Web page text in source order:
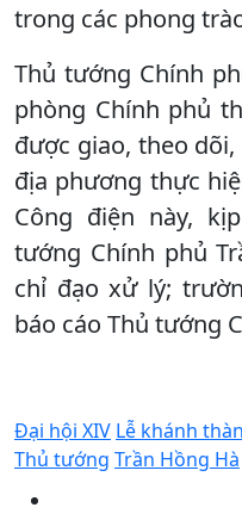
trong các phong
Thủ tướng Chính
phòng Chính phủ
được giao, theo
địa phương thực
Công điện này,
tướng Chính phủ
chỉ đạo xử lý;
báo cáo Thủ tướng
Đại hội XIV Lễ khánh
Thủ tướng Trần Hồng Hà